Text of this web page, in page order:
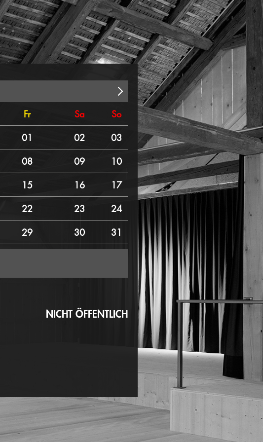
Fr Sa
So
01 02
03
08 09
10
15 16
17
22 23 24
29 30 31
NICHT ÖFFENTLICH